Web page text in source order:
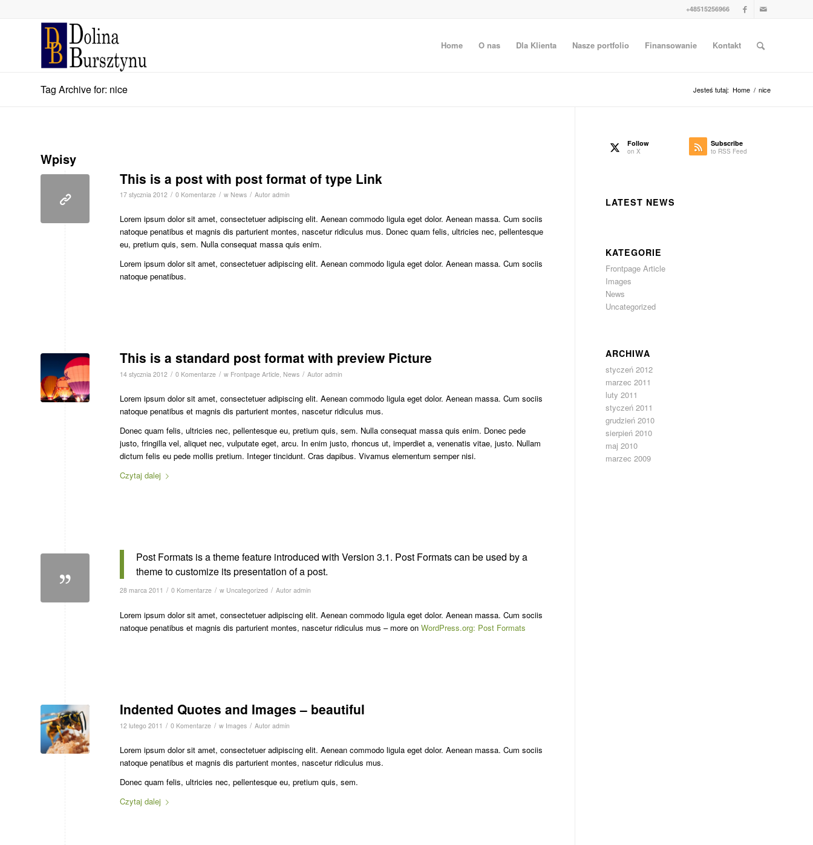
+48515256966
Home O nas Dla Klienta Nasze portfolio Finansowanie Kontakt
Tag Archive for: nice Jesteś tutaj: Home / nice
Wpisy
This is a post with post format of type Link
17 stycznia 2012 / 0 Komentarze / w News / Autor admin
Lorem ipsum dolor sit amet, consectetuer adipiscing elit. Aenean commodo ligula eget dolor. Aenean massa. Cum sociis
natoque penatibus et magnis dis parturient montes, nascetur ridiculus mus. Donec quam felis, ultricies nec, pellentesque
eu, pretium quis, sem. Nulla consequat massa quis enim.
Lorem ipsum dolor sit amet, consectetuer adipiscing elit. Aenean commodo ligula eget dolor. Aenean massa. Cum sociis
natoque penatibus.
This is a standard post format with preview Picture
14 stycznia 2012 / 0 Komentarze / w Frontpage Article, News / Autor admin
Lorem ipsum dolor sit amet, consectetuer adipiscing elit. Aenean commodo ligula eget dolor. Aenean massa. Cum sociis
natoque penatibus et magnis dis parturient montes, nascetur ridiculus mus.
Donec quam felis, ultricies nec, pellentesque eu, pretium quis, sem. Nulla consequat massa quis enim. Donec pede
justo, fringilla vel, aliquet nec, vulputate eget, arcu. In enim justo, rhoncus ut, imperdiet a, venenatis vitae, justo. Nullam
dictum felis eu pede mollis pretium. Integer tincidunt. Cras dapibus. Vivamus elementum semper nisi.
Czytaj dalej
Post Formats is a theme feature introduced with Version 3.1. Post Formats can be used by a
theme to customize its presentation of a post.
28 marca 2011 / 0 Komentarze / w Uncategorized / Autor admin
Lorem ipsum dolor sit amet, consectetuer adipiscing elit. Aenean commodo ligula eget dolor. Aenean massa. Cum sociis
natoque penatibus et magnis dis parturient montes, nascetur ridiculus mus – more on WordPress.org: Post Formats
Indented Quotes and Images – beautiful
12 lutego 2011 / 0 Komentarze / w Images / Autor admin
Lorem ipsum dolor sit amet, consectetuer adipiscing elit. Aenean commodo ligula eget dolor. Aenean massa. Cum sociis
natoque penatibus et magnis dis parturient montes, nascetur ridiculus mus.
Donec quam felis, ultricies nec, pellentesque eu, pretium quis, sem.
Czytaj dalej
Follow
on X
Subscribe
to RSS Feed
LATEST NEWS
KATEGORIE
Frontpage Article
Images
News
Uncategorized
ARCHIWA
styczeń 2012
marzec 2011
luty 2011
styczeń 2011
grudzień 2010
sierpień 2010
maj 2010
marzec 2009